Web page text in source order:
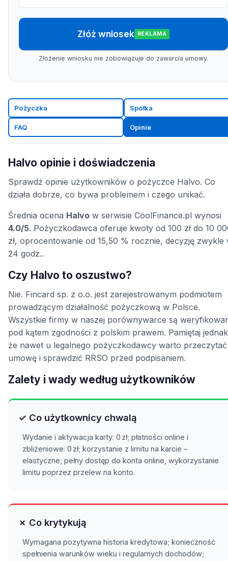
Złóż wniosek REKLAMA
Złożenie wniosku nie zobowiązuje do zawarcia umowy.
Pożyczka Spółka
FAQ Opinie
Halvo opinie i doświadczenia
Sprawdź opinie użytkowników o pożyczce Halvo. Co
działa dobrze, co bywa problemem i czego unikać.
Średnia ocena Halvo w serwisie CoolFinance.pl wynosi
4.0/5. Pożyczkodawca oferuje kwoty od 100 zł do 10
zł, oprocentowanie od 15,50 % rocznie, decyzję zwykle
24 godz..
Czy Halvo to oszustwo?
Nie. Fincard sp. z o.o. jest zarejestrowanym podmiotem
prowadzącym działalność pożyczkową w Polsce.
Wszystkie firmy w naszej porównywarce są
pod kątem zgodności z polskim prawem. Pamiętaj
że nawet u legalnego pożyczkodawcy warto przeczytać
umowę i sprawdzić RRSO przed podpisaniem.
Zalety i wady według użytkowników
✓ Co użytkownicy chwalą
Wydanie i aktywacja karty: 0 zł; płatności online i
zbliżeniowe: 0 zł; korzystanie z limitu na karcie –
elastyczne; pełny dostęp do konta online, wykorzystanie
limitu poprzez przelew na konto.
✗ Co krytykują
Wymagana pozytywna historia kredytowa; konieczność
spełnienia warunków wieku i regularnych dochodów;